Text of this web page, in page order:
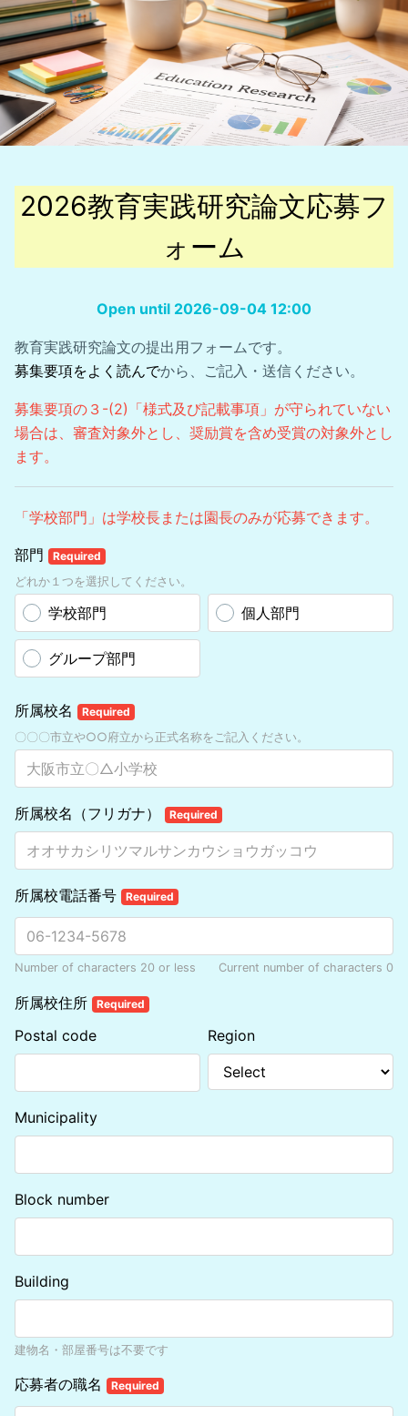
2026教育実践研究論文応募フ
ォーム
Open until 2026-09-04 12:00
教育実践研究論文の提出用フォームです。
募集要項をよく読んでから、ご記入・送信ください。
募集要項の３-(2)「様式及び記載事項」が守られていない
場合は、審査対象外とし、奨励賞を含め受賞の対象外とし
ます。
「学校部門」は学校長または園長のみが応募できます。
部門 Required
どれか１つを選択してください。
学校部門 個人部門
グループ部門
所属校名 Required
〇〇〇市立や○○府立から正式名称をご記入ください。
所属校名（フリガナ） Required
所属校電話番号 Required
Number of characters 20 or less Current number of characters 0
所属校住所 Required
Postal code Region
Municipality
Block number
Building
建物名・部屋番号は不要です
応募者の職名 Required